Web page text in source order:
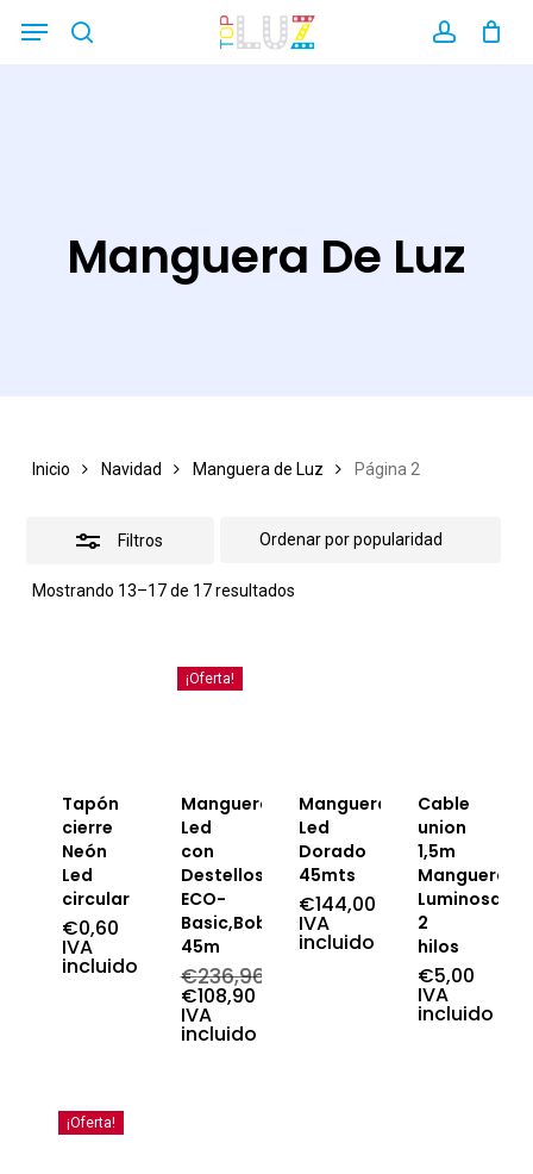
Menu
Manguera De Luz
Inicio Navidad Manguera de Luz Página 2
Filtros
Mostrando 13–17 de 17 resultadosOrdenado
Tapón
cierre
Neón
Led
circular
€0,60
IVA
incluido
¡Oferta!
Manguera
Led
con
Destellos
ECO-
Basic,Bobina
45m
€236,96
El
precio
original
€108,90
El
precio
IVA
incluido
Manguera
Led
Dorado
45mts
€144,00
IVA
incluido
Cable
union
1,5m
Manguera
Luminosa
2
hilos
€5,00
IVA
incluido
¡Oferta!